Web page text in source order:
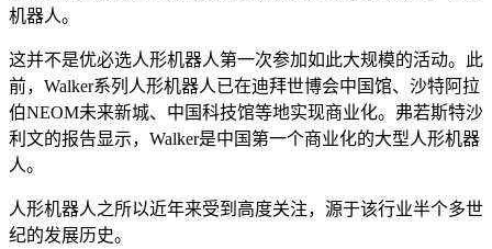
机器人。
这并不是优必选人形机器人第一次参加如此大规模的活动。此
前，Walker系列人形机器人已在迪拜世博会中国馆、沙特阿拉
伯NEOM未来新城、中国科技馆等地实现商业化。弗若斯特沙
利文的报告显示，Walker是中国第一个商业化的大型人形机器
人。
人形机器人之所以近年来受到高度关注，源于该行业半个多世
纪的发展历史。